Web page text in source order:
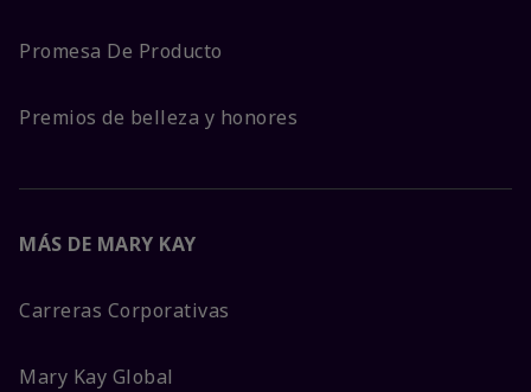
Promesa De Producto
Premios de belleza y honores
MÁS DE MARY KAY
Carreras Corporativas
Mary Kay Global